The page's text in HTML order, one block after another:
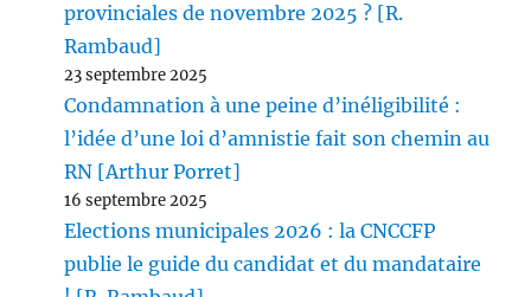
provinciales de novembre 2025 ? [R.
Rambaud]
23 septembre 2025
Condamnation à une peine d’inéligibilité :
l’idée d’une loi d’amnistie fait son chemin au
RN [Arthur Porret]
16 septembre 2025
Elections municipales 2026 : la CNCCFP
publie le guide du candidat et du mandataire